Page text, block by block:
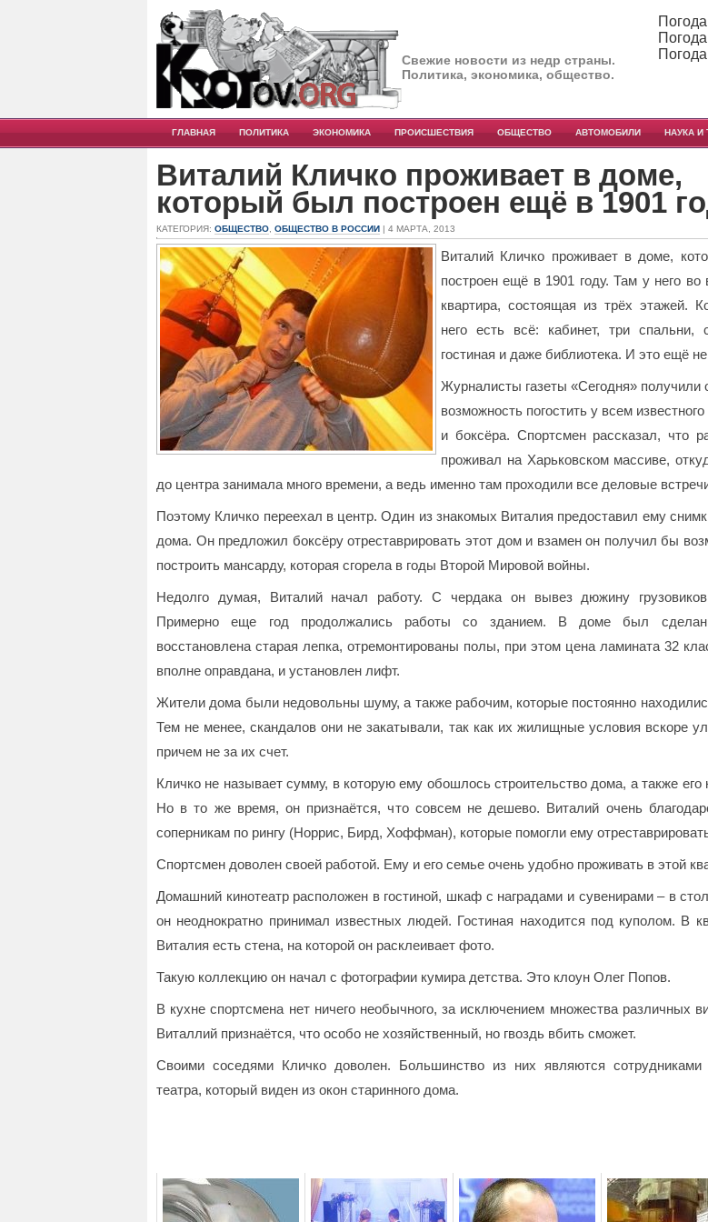
Свежие новости из недр страны.
Политика, экономика, общество.
ГЛАВНАЯ ПОЛИТИКА ЭКОНОМИКА ПРОИСШЕСТВИЯ ОБЩЕСТВО АВТОМОБИЛИ НАУКА И
Виталий Кличко проживает в доме,
который был построен ещё в 1901
КАТЕГОРИЯ: ОБЩЕСТВО ОБЩЕСТВО В РОССИИ | 4 МАРТА, 2013
Виталий Кличко проживает в доме,
построен ещё в 1901 году. Там у него во
квартира, состоящая из трёх этажей.
него есть всё: кабинет, три спальни,
гостиная и даже библиотека. И это ещё
Журналисты газеты «Сегодня» получили
возможность погостить у всем
и боксёра. Спортсмен рассказал, что
проживал на Харьковском массиве,
до центра занимала много времени, а ведь именно там проходили все деловые
Поэтому Кличко переехал в центр. Один из знакомых Виталия предоставил ему
дома. Он предложил боксёру отреставрировать этот дом и взамен он получил бы
построить мансарду, которая сгорела в годы Второй Мировой войны.
Недолго думая, Виталий начал работу. С чердака он вывез дюжину
Примерно еще год продолжались работы со зданием. В доме был сделан
восстановлена старая лепка, отремонтированы полы, при этом цена ламината 32
вполне оправдана, и установлен лифт.
Жители дома были недовольны шуму, а также рабочим, которые постоянно
Тем не менее, скандалов они не закатывали, так как их жилищные условия вскоре
причем не за их счет.
Кличко не называет сумму, в которую ему обошлось строительство дома, а также его
Но в то же время, он признаётся, что совсем не дешево. Виталий очень
соперникам по рингу (Норрис, Бирд, Хоффман), которые помогли ему
Спортсмен доволен своей работой. Ему и его семье очень удобно проживать в этой
Домашний кинотеатр расположен в гостиной, шкаф с наградами и сувенирами – в
он неоднократно принимал известных людей. Гостиная находится под куполом. В
Виталия есть стена, на которой он расклеивает фото.
Такую коллекцию он начал с фотографии кумира детства. Это клоун Олег Попов.
В кухне спортсмена нет ничего необычного, за исключением множества различных
Виталлий признаётся, что особо не хозяйственный, но гвоздь вбить сможет.
Своими соседями Кличко доволен. Большинство из них являются сотрудниками
театра, который виден из окон старинного дома.